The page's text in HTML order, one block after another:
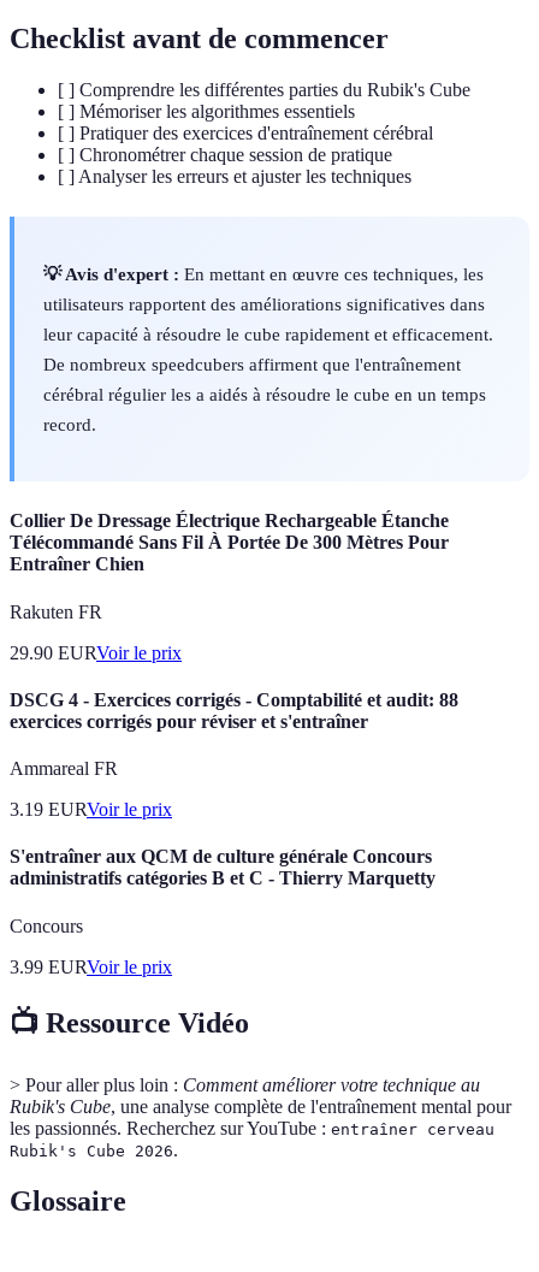
Checklist avant de commencer
[ ] Comprendre les différentes parties du Rubik's Cube
[ ] Mémoriser les algorithmes essentiels
[ ] Pratiquer des exercices d'entraînement cérébral
[ ] Chronométrer chaque session de pratique
[ ] Analyser les erreurs et ajuster les techniques
💡 Avis d'expert : En mettant en œuvre ces techniques, les
utilisateurs rapportent des améliorations significatives dans
leur capacité à résoudre le cube rapidement et efficacement.
De nombreux speedcubers affirment que l'entraînement
cérébral régulier les a aidés à résoudre le cube en un temps
record.
Collier De Dressage Électrique Rechargeable Étanche
Télécommandé Sans Fil À Portée De 300 Mètres Pour
Entraîner Chien
Rakuten FR
29.90 EURVoir le prix
DSCG 4 - Exercices corrigés - Comptabilité et audit: 88
exercices corrigés pour réviser et s'entraîner
Ammareal FR
3.19 EURVoir le prix
S'entraîner aux QCM de culture générale Concours
administratifs catégories B et C - Thierry Marquetty
Concours
3.99 EURVoir le prix
📺 Ressource Vidéo
> Pour aller plus loin : Comment améliorer votre technique au
Rubik's Cube, une analyse complète de l'entraînement mental pour
les passionnés. Recherchez sur YouTube : entraîner cerveau
Rubik's Cube 2026.
Glossaire